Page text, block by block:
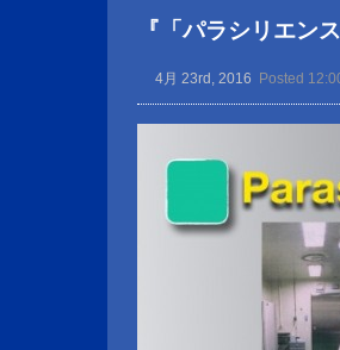
『「パラシリエン
4月 23rd, 2016 Posted